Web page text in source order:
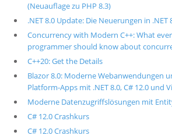
(Neuauflage zu PHP 8.3)
.NET 8.0 Update: Die Neuerungen in .NET
Concurrency with Modern C++: What
programmer should know about
C++20: Get the Details
Blazor 8.0: Moderne Webanwendungen
Platform-Apps mit .NET 8.0, C# 12.0 und
Moderne Datenzugriffslösungen mit
C# 12.0 Crashkurs
C# 12.0 Crashkurs